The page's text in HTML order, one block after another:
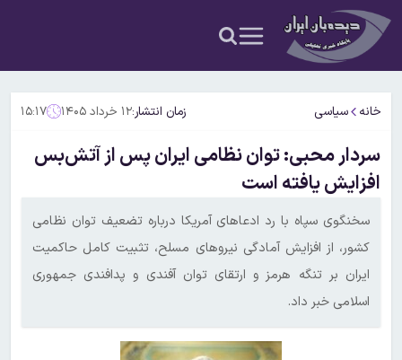
خانه سیاسی زمان انتشار:۱۲ خرداد ۱۴۰۵ ۱۵:۱۷
سردار محبی: توان نظامی ایران پس از آتش‌بس
افزایش یافته است
سخنگوی سپاه با رد ادعاهای آمریکا درباره تضعیف توان نظامی
کشور، از افزایش آمادگی نیروهای مسلح، تثبیت کامل حاکمیت
ایران بر تنگه هرمز و ارتقای توان آفندی و پدافندی جمهوری
اسلامی خبر داد.